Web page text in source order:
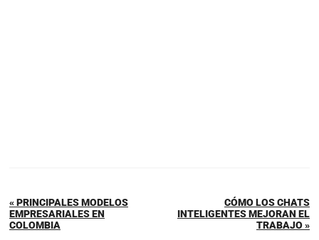
« PRINCIPALES MODELOS
EMPRESARIALES EN
COLOMBIA
CÓMO LOS CHATS
INTELIGENTES MEJORAN EL
TRABAJO »